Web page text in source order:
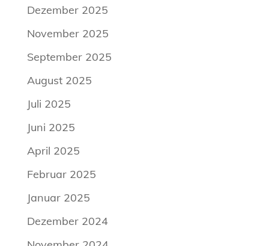
Dezember 2025
November 2025
September 2025
August 2025
Juli 2025
Juni 2025
April 2025
Februar 2025
Januar 2025
Dezember 2024